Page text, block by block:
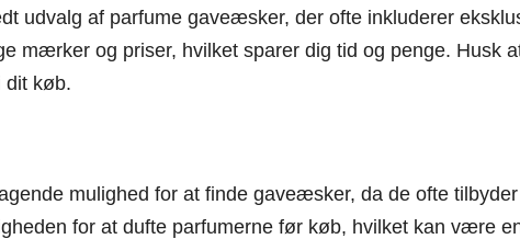
udvalg af parfume gaveæsker, der ofte inkluderer
mærker og priser, hvilket sparer dig tid og penge. Husk
dit køb.
mulighed for at finde gaveæsker, da de ofte
for at dufte parfumerne før køb, hvilket kan være